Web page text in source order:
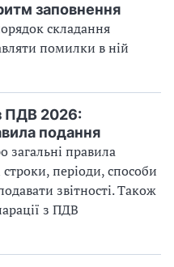
заповнення
складання
помилки в ній
ПДВ 2026:
подання
загальні правила
періоди, способи
звітності. Також
з ПДВ